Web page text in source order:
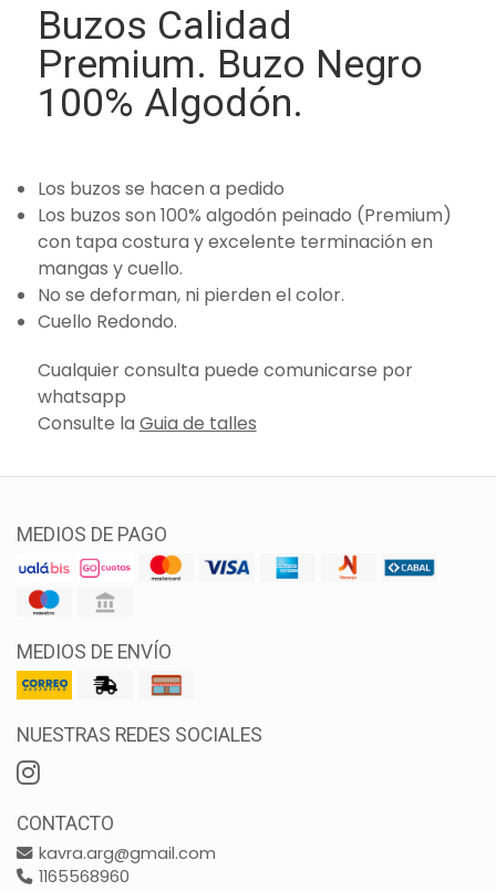
Buzos Calidad
Premium. Buzo Negro
100% Algodón.
Los buzos se hacen a pedido
Los buzos son 100% algodón peinado (Premium)
con tapa costura y excelente terminación en
mangas y cuello.
No se deforman, ni pierden el color.
Cuello Redondo.
Cualquier consulta puede comunicarse por
whatsapp
Consulte la Guia de talles
MEDIOS DE PAGO
MEDIOS DE ENVÍO
NUESTRAS REDES SOCIALES
CONTACTO
kavra.arg@gmail.com
1165568960